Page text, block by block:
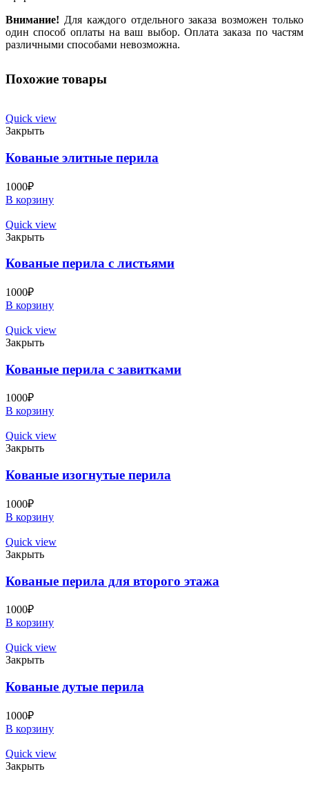
Внимание! Для каждого отдельного заказа возможен только
один способ оплаты на ваш выбор. Оплата заказа по частям
различными способами невозможна.
Похожие товары
Quick view
Закрыть
Кованые элитные перила
1000₽
В корзину
Quick view
Закрыть
Кованые перила с листьями
1000₽
В корзину
Quick view
Закрыть
Кованые перила с завитками
1000₽
В корзину
Quick view
Закрыть
Кованые изогнутые перила
1000₽
В корзину
Quick view
Закрыть
Кованые перила для второго этажа
1000₽
В корзину
Quick view
Закрыть
Кованые дутые перила
1000₽
В корзину
Quick view
Закрыть